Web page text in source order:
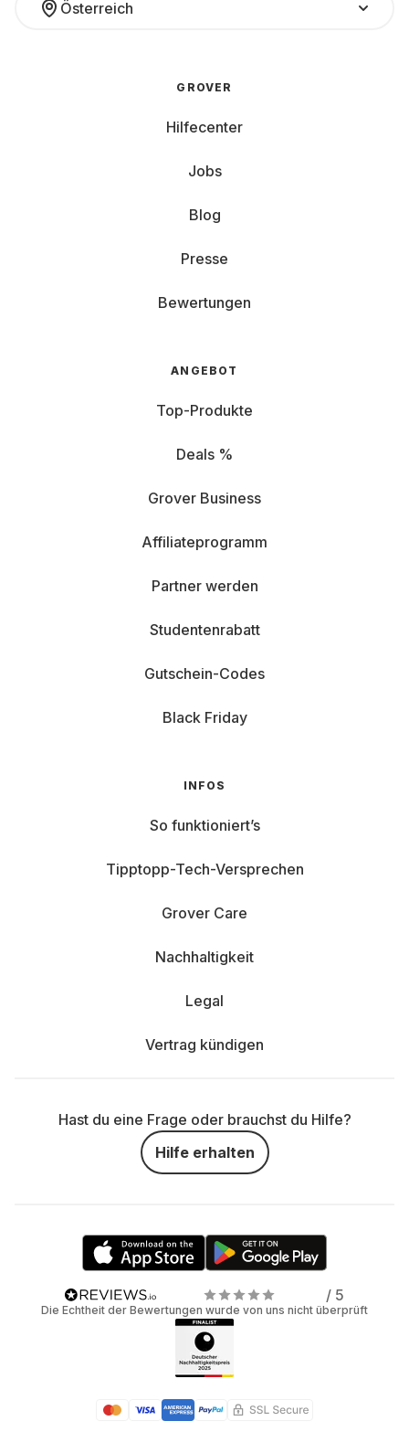
Österreich
GROVER
Hilfecenter
Jobs
Blog
Presse
Bewertungen
ANGEBOT
Top-Produkte
Deals %
Grover Business
Affiliateprogramm
Partner werden
Studentenrabatt
Gutschein-Codes
Black Friday
INFOS
So funktioniert’s
Tipptopp-Tech-Versprechen
Grover Care
Nachhaltigkeit
Legal
Vertrag kündigen
Hast du eine Frage oder brauchst du Hilfe?
Hilfe erhalten
/ 5
Die Echtheit der Bewertungen wurde von uns nicht überprüft